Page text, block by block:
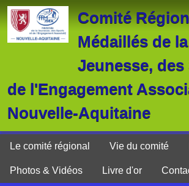
Comité
Médaillés de la
Jeunesse,
de l'Engagement
Nouvelle-Aquitaine
Le comité régional Vie du comité
Photos & Vidéos Livre d'or
Panneau de gestion des cookies